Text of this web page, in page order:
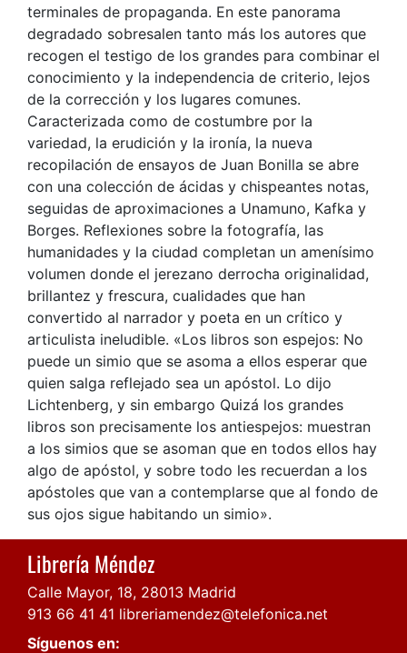
terminales de propaganda. En este panorama
degradado sobresalen tanto más los autores que
recogen el testigo de los grandes para combinar el
conocimiento y la independencia de criterio, lejos
de la corrección y los lugares comunes.
Caracterizada como de costumbre por la
variedad, la erudición y la ironía, la nueva
recopilación de ensayos de Juan Bonilla se abre
con una colección de ácidas y chispeantes notas,
seguidas de aproximaciones a Unamuno, Kafka y
Borges. Reflexiones sobre la fotografía, las
humanidades y la ciudad completan un amenísimo
volumen donde el jerezano derrocha originalidad,
brillantez y frescura, cualidades que han
convertido al narrador y poeta en un crítico y
articulista ineludible. «Los libros son espejos: No
puede un simio que se asoma a ellos esperar que
quien salga reflejado sea un apóstol. Lo dijo
Lichtenberg, y sin embargo Quizá los grandes
libros son precisamente los antiespejos: muestran
a los simios que se asoman que en todos ellos hay
algo de apóstol, y sobre todo les recuerdan a los
apóstoles que van a contemplarse que al fondo de
sus ojos sigue habitando un simio».
Librería Méndez
Calle Mayor, 18, 28013 Madrid
913 66 41 41 libreriamendez@telefonica.net
Síguenos en: